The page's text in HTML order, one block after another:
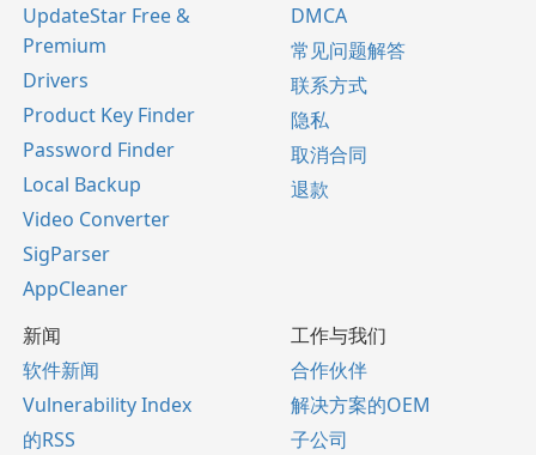
UpdateStar Free &
Premium
Drivers
Product Key Finder
Password Finder
Local Backup
Video Converter
SigParser
AppCleaner
DMCA
常见问题解答
联系方式
隐私
取消合同
退款
新闻
软件新闻
Vulnerability Index
的RSS
工作与我们
合作伙伴
解决方案的OEM
子公司